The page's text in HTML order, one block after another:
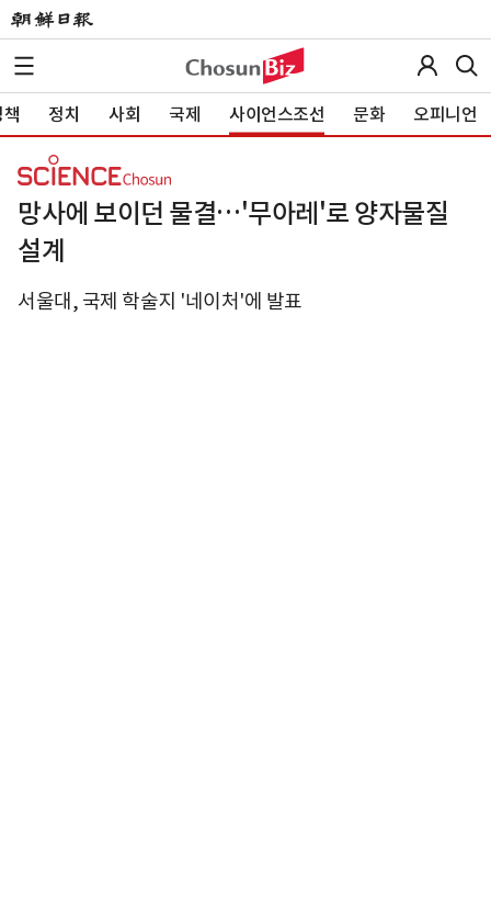
정치 사회 국제 사이언스조선 문화 오피니언
망사에 보이던 물결…'무아레'로 양자물질
설계
서울대, 국제 학술지 '네이처'에 발표